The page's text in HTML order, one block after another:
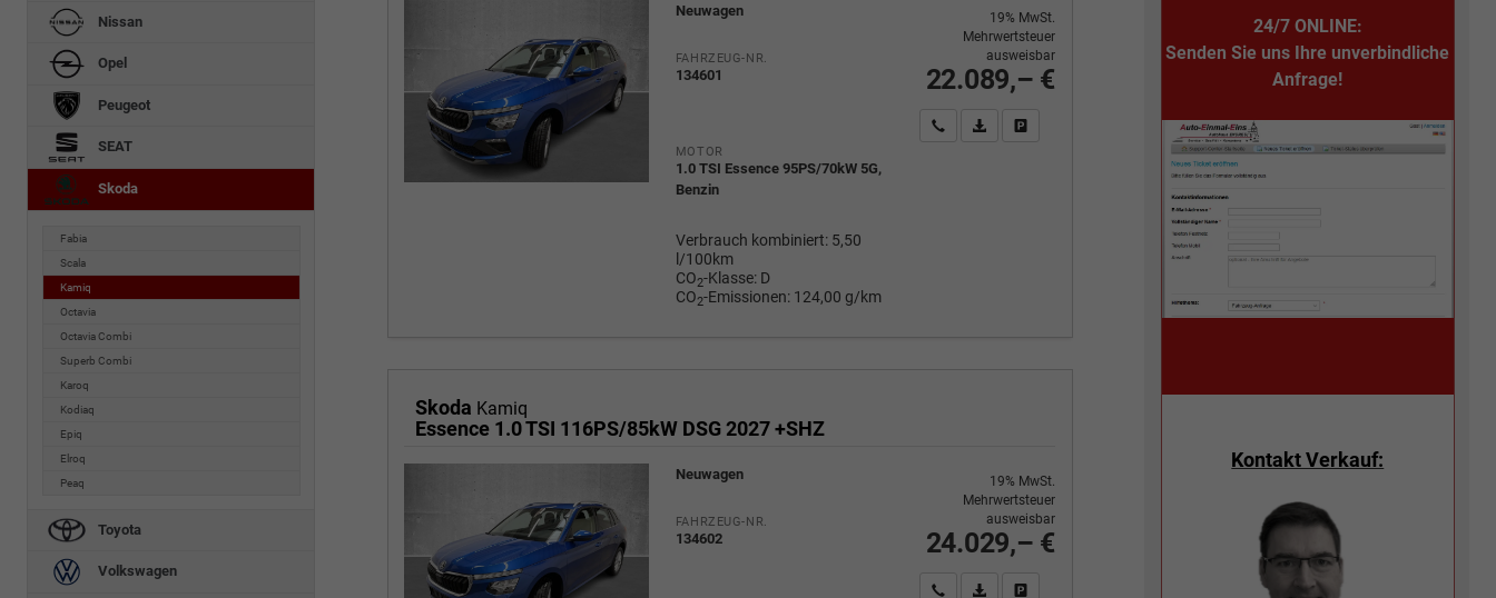
Neuwagen
FAHRZEUG-NR.
134601
MOTOR
1.0 TSI Essence 95PS/70kW 5G,
Benzin
Verbrauch kombiniert: 5,50
l/100km
CO2-Klasse: D
CO2-Emissionen: 124,00 g/km
22.089,– €
19% MwSt.
Mehrwertsteuer
ausweisbar
Wir rufen Sie anPDF-Fahrzeugexposé drucken
Fahrzeug drucken, parken oder vergleichen
Skoda Kamiq
Essence 1.0 TSI 116PS/85kW DSG 2027 +SHZ
Neuwagen
FAHRZEUG-NR.
134602 24.029,– €
19% MwSt.
Mehrwertsteuer
ausweisbar
Wir rufen Sie anPDF-Fahrzeugexposé drucken
Fahrzeug drucken, parken oder vergleichen
Nissan
Opel
Peugeot
SEAT
Skoda
Fabia
Scala
Kamiq
Octavia
Octavia Combi
Superb Combi
Karoq
Kodiaq
Epiq
Elroq
Peaq
Toyota
Volkswagen
24/7 ONLINE:
Senden Sie uns Ihre unverbindliche
Anfrage!
Kontakt Verkauf: